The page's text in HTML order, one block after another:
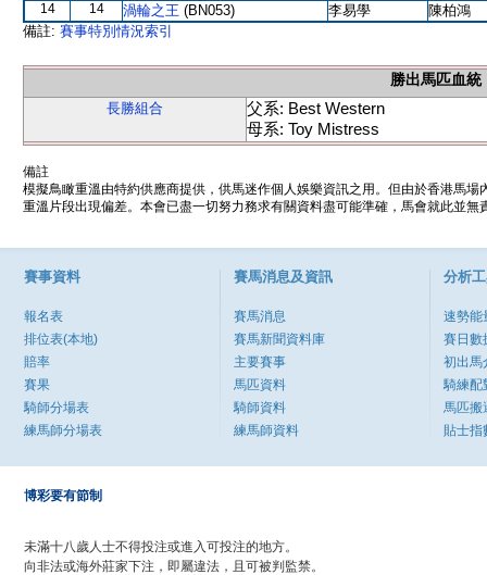
14 14 渦輪之王 (BN053) 李易學
陳柏鴻
備註: 賽事特別情況索引
勝出馬匹血統
長勝組合
父系: Best Western
母系: Toy Mistress
備註
模擬鳥瞰重溫由特約供應商提供，供馬迷作個人娛樂資訊之用。但由於香港馬
重溫片段出現偏差。本會已盡一切努力務求有關資料盡可能準確，馬會就此並
賽事資料
報名表
排位表(本地)
賠率
賽果
騎師分場表
練馬師分場表
賽馬消息及資訊
賽馬消息
賽馬新聞資料庫
主要賽事
馬匹資料
騎師資料
練馬師資料
分析
速勢能
賽日數
初出馬
騎練配
馬匹搬
貼士指
博彩要有節制
未滿十八歲人士不得投注或進入可投注的地方。
向非法或海外莊家下注，即屬違法，且可被判監禁。